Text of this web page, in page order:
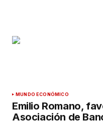
MUNDO ECONÓMICO
Emilio Romano,
Asociación de